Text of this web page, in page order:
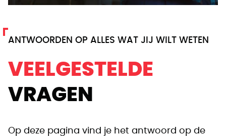
ANTWOORDEN OP ALLES WAT JIJ WILT WETEN
VEELGESTELDE
VRAGEN
Op deze pagina vind je het antwoord op de